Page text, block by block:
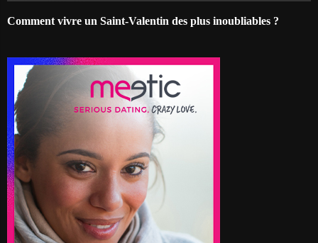
Comment vivre un Saint-Valentin des plus inoubliables ?